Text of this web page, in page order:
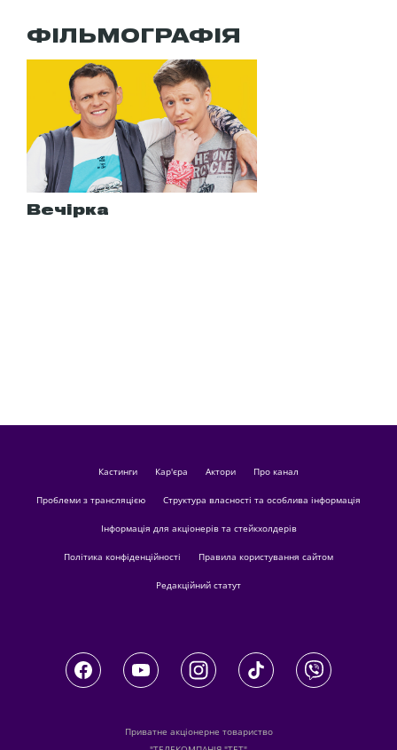
ФІЛЬМОГРАФІЯ
Вечірка
кастинги Кар'єра актори Про канал
Проблеми з трансляцією Структура власності та особлива інформація
Інформація для акціонерів та стейкхолдерів
Політика конфіденційності Правила користування сайтом
Редакційний статут
Приватне акціонерне товариство